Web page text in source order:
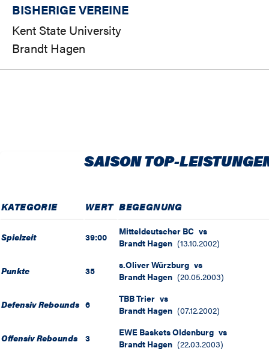
BISHERIGE VEREINE
Kent State University
Brandt Hagen
SAISON TOP-
KATEGORIE WERT BEGEGNUNG
Spielzeit 39:00 Mitteldeutscher BC vs
Brandt Hagen (13.10.2002)
Punkte 35 s.Oliver Würzburg vs
Brandt Hagen (20.05.2003)
Defensiv Rebounds 6 TBB Trier vs
Brandt Hagen (07.12.2002)
Offensiv Rebounds 3 EWE Baskets Oldenburg vs
Brandt Hagen (22.03.2003)